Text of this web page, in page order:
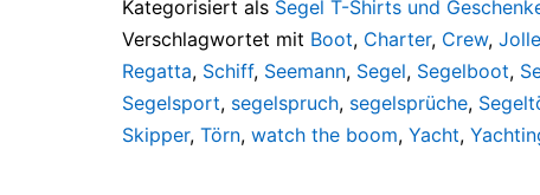
Kategorisiert als Segel T-Shirts und
Verschlagwortet mit Boot, Charter, Crew, Jolle
Regatta, Schiff, Seemann, Segel, Segelboot,
Segelsport, segelspruch, segelsprüche,
Skipper, Törn, watch the boom, Yacht,